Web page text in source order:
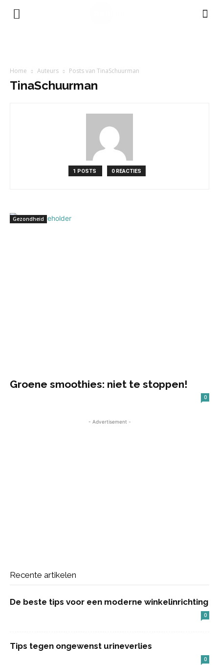
Home Auteurs Posts van TinaSchuurman
TinaSchuurman
1 POSTS 0 REACTIES
Gezondheid
Groene smoothies: niet te stoppen!
0
- Advertisement -
Recente artikelen
De beste tips voor een moderne winkelinrichting
0
Tips tegen ongewenst urineverlies
0